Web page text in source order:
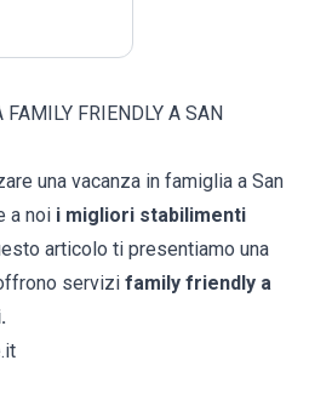
FRIENDLY A SAN
una vacanza in famiglia a San
a noi i migliori stabilimenti
articolo ti presentiamo una
servizi family friendly a